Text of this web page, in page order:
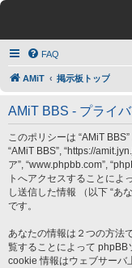
FAQ
AMiT 掲示板トップ
AMiT BBS - プライ
このポリシーは “AMiT
“AMiT BBS”, “https://
ア”, “www.phpbb.com”,
トへアクセスすることによ
し送信した情報 （以下 “あ
です。
あなたの情報は２つの方法
覧することによって phpBB
cookie 情報はウェブサーバ